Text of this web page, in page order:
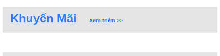
Khuyến Mãi Xem thêm >>